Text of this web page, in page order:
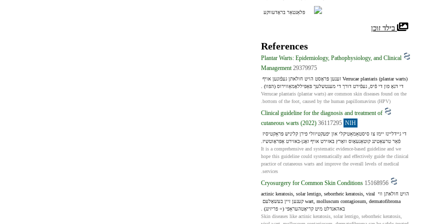
פּלאַנטאַר בראָדעווקע
בילד זוכן
References
Plantar Warts: Epidemiology, Pathophysiology, and Clinical
Management29379975
די דנאָ פון די פֿיס, געפֿירט דורך די מענטשלעך פּאַפּיללאָמאַווירוס (הפּוו) .
Verrucae plantaris (plantar warts) are common skin diseases found on the
bottom of the foot, caused by the human papillomavirus (HPV).
Clinical guideline for the diagnosis and treatment of
cutaneous warts (2022) 36117295 NIH
פֿאַר טרעאַטינג קוטאַנעאָוס וואָרץ באזירט אויף זאָגן-באזירט אַפּראָוטשיז.
It is a comprehensive and systematic evidence-based guideline and we
hope this guideline could systematically and effectively guide the clinical
practice of cutaneous warts and improve the overall levels of medical
services.
Cryosurgery for Common Skin Conditions 15168956
הויט חולאתן ווי actinic keratosis, solar lentigo, seborrheic keratosis, viral
באהאנדלט מיט קריאָטהעראַפּי (= פריזינג) .
Skin diseases like actinic keratosis, solar lentigo, seborrheic keratosis,